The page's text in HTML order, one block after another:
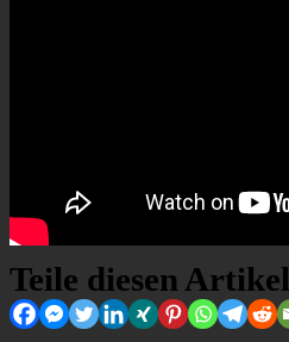
Teile diesen Artikel